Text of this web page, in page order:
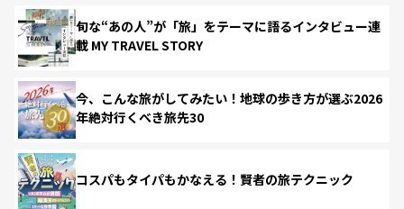
旬な“あの人”が「旅」をテーマに語るインタビュー連
載 MY TRAVEL STORY
今、こんな旅がしてみたい！地球の歩き方が選ぶ2026
年絶対行くべき旅先30
コスパもタイパもかなえる！賢者の旅テクニック